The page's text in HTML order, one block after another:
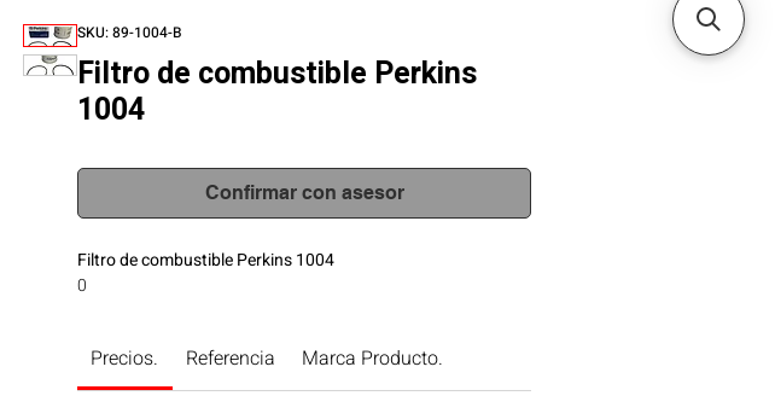
SKU: 89-1004-B
Filtro de combustible Perkins
1004
Confirmar con asesor
Filtro de combustible Perkins 1004
0
Precios. Referencia Marca Producto.